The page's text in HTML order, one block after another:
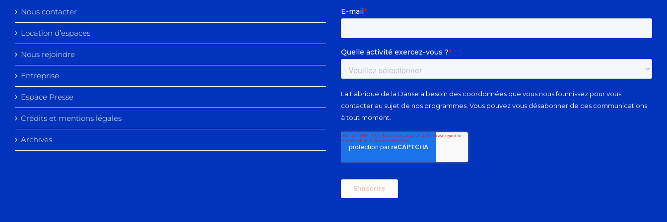
Nous contacter
Location d’espaces
Nous rejoindre
Entreprise
Espace Presse
Crédits et mentions légales
Archives